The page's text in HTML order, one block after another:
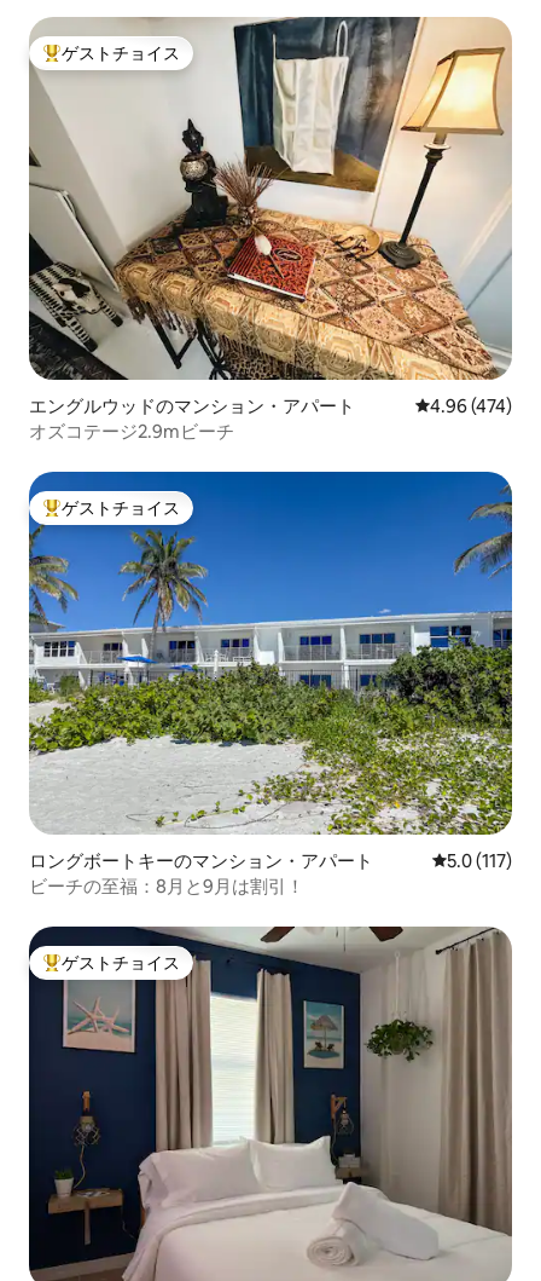
大好評のゲストチョイスです。
ゲストチョイス
エングルウッドのマンション・アパート レビュー474
4.96 (474)
オズコテージ2.9mビーチ
大好評のゲストチョイスです。
ゲストチョイス
ロングボートキーのマンション・アパート レビュー117
5.0 (117)
ビーチの至福：8月と9月は割引！
大好評のゲストチョイスです。
ゲストチョイス